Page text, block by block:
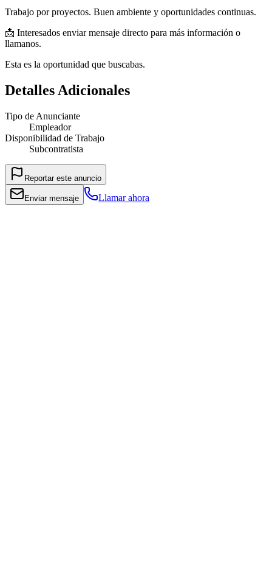
Trabajo por proyectos. Buen ambiente y oportunidades continuas.
📩 Interesados enviar mensaje directo para más información o
llamanos.
Esta es la oportunidad que buscabas.
Detalles Adicionales
Tipo de Anunciante
Empleador
Disponibilidad de Trabajo
Subcontratista
Reportar este anuncio
Enviar mensaje Llamar ahora